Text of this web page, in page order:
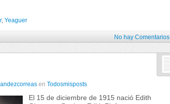
, Yeaguer
No hay Comentarios
en Todosmisposts
El 15 de diciembre de 1915 nació Edith